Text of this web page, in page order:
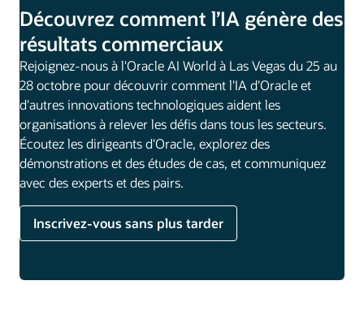
Découvrez comment l’IA génère des
résultats commerciaux
Rejoignez-nous à l'Oracle AI World à Las Vegas du 25 au
28 octobre pour découvrir comment l'IA d'Oracle et
d'autres innovations technologiques aident les
organisations à relever les défis dans tous les secteurs.
Écoutez les dirigeants d'Oracle, explorez des
démonstrations et des études de cas, et communiquez
avec des experts et des pairs.
Inscrivez-vous sans plus tarder